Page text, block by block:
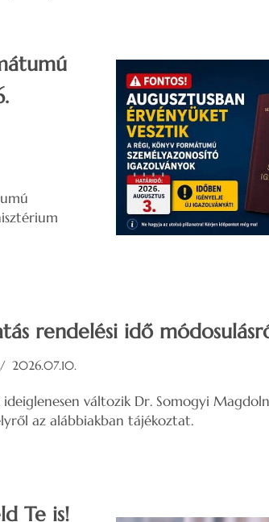
rendelési idő
2026.07.10.
változik Dr. Somogyi
az alábbiakban tájékoztat.
Te is!